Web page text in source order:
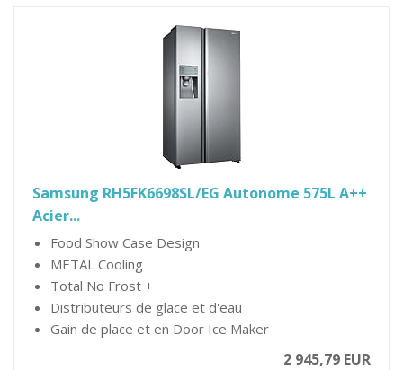
Samsung RH5FK6698SL/EG Autonome 575L A++
Acier...
Food Show Case Design
METAL Cooling
Total No Frost +
Distributeurs de glace et d'eau
Gain de place et en Door Ice Maker
2 945,79 EUR